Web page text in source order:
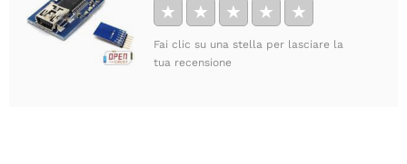
★ ★ ★ ★ ★
Fai clic su una stella per lasciare la
tua recensione